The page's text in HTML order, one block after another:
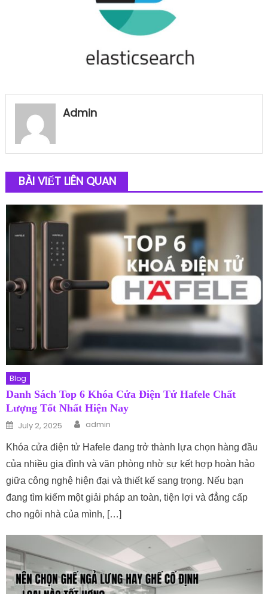
Admin
BÀI VIẾT LIÊN QUAN
Blog
Danh Sách Top 6 Khóa Cửa Điện Tử Hafele Chất
Lượng Tốt Nhất Hiện Nay
Posted on
July 2, 2025 Author
admin
Khóa cửa điện tử Hafele đang trở thành lựa chọn hàng đầu
của nhiều gia đình và văn phòng nhờ sự kết hợp hoàn hảo
giữa công nghệ hiện đại và thiết kế sang trọng. Nếu bạn
đang tìm kiếm một giải pháp an toàn, tiện lợi và đẳng cấp
cho ngôi nhà của mình, […]